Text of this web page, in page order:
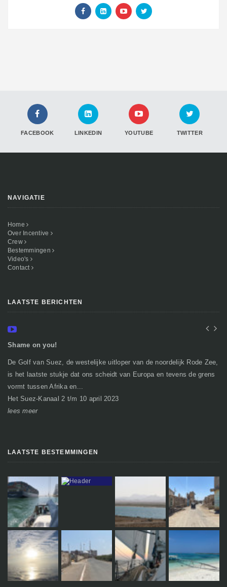
FACEBOOK LINKEDIN YOUTUBE TWITTER
NAVIGATIE
Home
Over Incentive
Crew
Bestemmingen
Video's
Contact
LAATSTE BERICHTEN
Shame on you!
De Golf van Suez, de westelijke uitloper van de noordelijk Rode Zee,
is het laatste stukje dat ons scheidt van Europa en tevens de grens
vormt tussen Afrika en...
Het Suez-Kanaal 2 t/m 10 april 2023
lees meer
LAATSTE BESTEMMINGEN